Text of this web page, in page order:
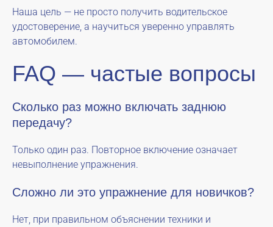
Наша цель — не просто получить водительское
удостоверение, а научиться уверенно управлять
автомобилем.
FAQ — частые вопросы
Сколько раз можно включать заднюю
передачу?
Только один раз. Повторное включение означает
невыполнение упражнения.
Сложно ли это упражнение для новичков?
Нет, при правильном объяснении техники и